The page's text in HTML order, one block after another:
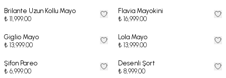
Brilante Uzun Kollu Mayo
₺ 11,999.00
Flavia Mayokini
₺ 16,999.00
Giglio Mayo
₺ 13,999.00
Lola Mayo
₺ 13,999.00
Şifon Pareo
₺ 6,999.00
Desenli Şort
₺ 8,999.00